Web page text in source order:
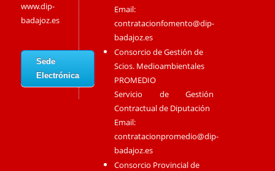
www.dip-
badajoz.es
Sede
Electrónica
Email:
contratacionfomento@dip-
badajoz.es
Consorcio de Gestión de
Scios. Medioambientales
PROMEDIO
Servicio de Gestión
Contractual de Diputación
Email:
contratacionpromedio@dip-
badajoz.es
Consorcio Provincial de